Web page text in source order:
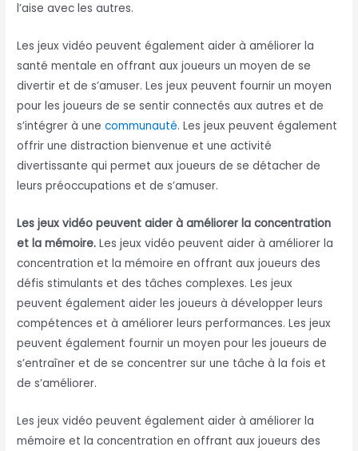
l’aise avec les autres.
Les jeux vidéo peuvent également aider à améliorer la
santé mentale en offrant aux joueurs un moyen de se
divertir et de s’amuser. Les jeux peuvent fournir un moyen
pour les joueurs de se sentir connectés aux autres et de
s’intégrer à unecommunauté. Les jeux peuvent également
offrir une distraction bienvenue et une activité
divertissante qui permet aux joueurs de se détacher de
leurs préoccupations et de s’amuser.
Les jeux vidéo peuvent aider à améliorer la concentration
et la mémoire. Les jeux vidéo peuvent aider à améliorer la
concentration et la mémoire en offrant aux joueurs des
défis stimulants et des tâches complexes. Les jeux
peuvent également aider les joueurs à développer leurs
compétences et à améliorer leurs performances. Les jeux
peuvent également fournir un moyen pour les joueurs de
s’entraîner et de se concentrer sur une tâche à la fois et
de s’améliorer.
Les jeux vidéo peuvent également aider à améliorer la
mémoire et la concentration en offrant aux joueurs des